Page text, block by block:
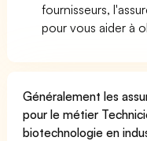
fournisseurs,
pour vous aider à
Généralement les
pour le métier
biotechnologie en